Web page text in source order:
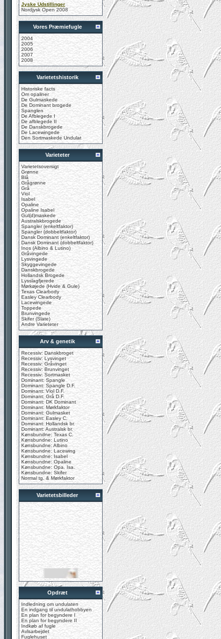
Jyske Udstillinger
Nordjysk Open 2008
Vores Præmiefugle
2004
2005
2006
2007
2008
Varietetshistorik
Historiske facts
Om opaliner
De Gulmaskede
De Dominant brogede
Spanglen
De Afblegede I
De afblegede II
De Danskbrogede
De Lacewingede
Den Sortmaskede Undulat
Varieteter
Varietetsoversigt
Grønne
Blå
Grågrønne
Grå
Viol
Isabel
Opaline
Opaline Isabel
Gul(d)maskede
Australskbrogede
Spangler (enkeltfaktor)
Spangler (dobbeltfaktor)
Dansk Dominant (enkeltfaktor)
Dansk Dominant (dobbeltfaktor)
Inos (Albino & Lutino)
Gråvingede
Lysvingede
Skyggevingede
Danskbrogede
Hollandsk Brogede
Lysslagfjerede
Mørkøjede (Hvide & Gule)
Texas Clearbody
Easley Clearbody
Lacewingede
Toppede
Brunvingede
Skifer (Slate)
Andre Varieteter
Arv & genetik
Recessiv: Danskbroget
Recessiv: Lysvinget
Recessiv: Gråvinget
Recessiv: Brunvinget
Recessiv: Sortmasket
Dominant: Spangle
Dominant: Spangle D.F.
Dominant: Viol D.F.
Dominant: Grå D.F.
Dominant: DK Dominant
Dominant: Mørkfaktor
Dominant: Gulmasket
Dominant: Easley C.
Dominant: Hollandsk br.
Dominant: Australsk br.
Kønsbundne: Texas C.
Kønsbundne: Lutino
Kønsbundne: Albino
Kønsbundne: Lacewing
Kønsbundne: Isabel
Kønsbundne: Opaline
Kønsbundne: Opa. Isa.
Kønsbundne: Skifer
Normal tg. & Mørkfaktor
Varietetsbilleder
Opdræt
Indledning om undulaten
En indgang til undulathobbyen
En plan for begyndere I
En plan for begyndere II
Indkøb af fugle
Avlsarbejdet
Fuglehuset